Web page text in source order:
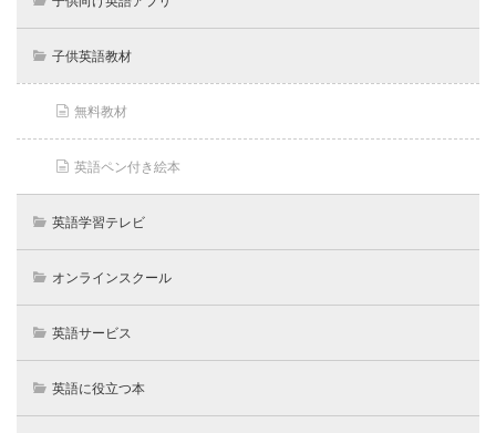
子供英語教材
無料教材
英語ペン付き絵本
英語学習テレビ
オンラインスクール
英語サービス
英語に役立つ本